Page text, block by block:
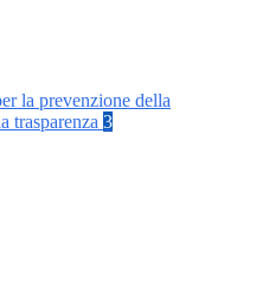
la prevenzione della
trasparenza 3